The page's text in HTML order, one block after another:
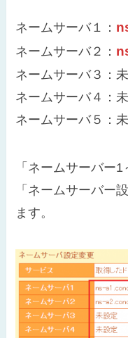
ネームサーバ１：
ネームサーバ２：
ネームサーバ３：
ネームサーバ４：
ネームサーバ５：
「ネームサーバー
「ネームサーバー
ます。